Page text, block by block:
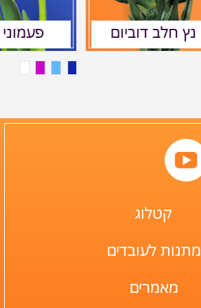
נץ חלב דוביום
קטלוג
מתנות לעובדים
מאמרים